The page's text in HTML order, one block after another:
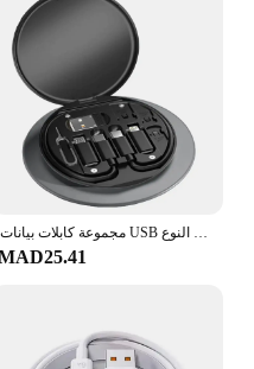
مجموعة كابلات بيانات USB متعددة الوظائف من النوع C ، شحن سريع للآيفون ، شاو ، صندوق تخزين الشاحن ، بطاقة المحول ، صندوق سفر دبوس ، PD ، 60 واط